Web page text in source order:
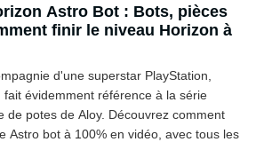
Astro Bot : Bots, pièces
finir le niveau Horizon à
d'une superstar PlayStation,
fait évidemment référence à la série
de potes de Aloy. Découvrez comment
Astro bot à 100% en vidéo, avec tous les